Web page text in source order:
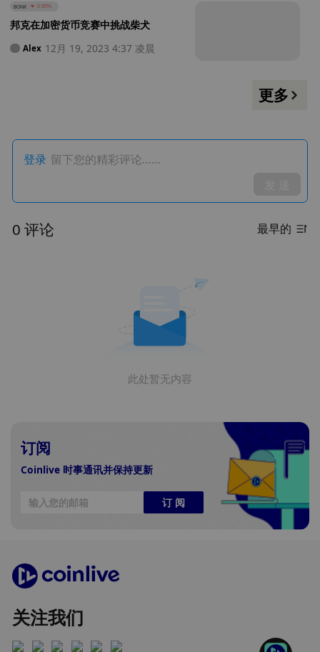
BONK 0.95%
邦克在加密货币竞赛中挑战柴犬
Alex 12月 19, 2023 4:37 凌晨
更多
登录 留下您的精彩评论……
0 评论 最早的
此处暂无内容
订阅
Coinlive 时事通讯并保持更新
订 阅
关注我们